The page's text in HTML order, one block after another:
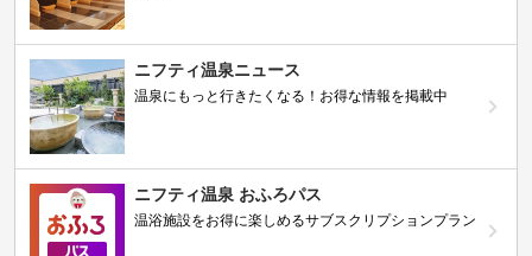
ニフティ温泉ニュース
温泉にもっと行きたくなる！お得な情報を掲載中
ニフティ温泉 おふろパス
温浴施設をお得に楽しめるサブスクリプションプラン